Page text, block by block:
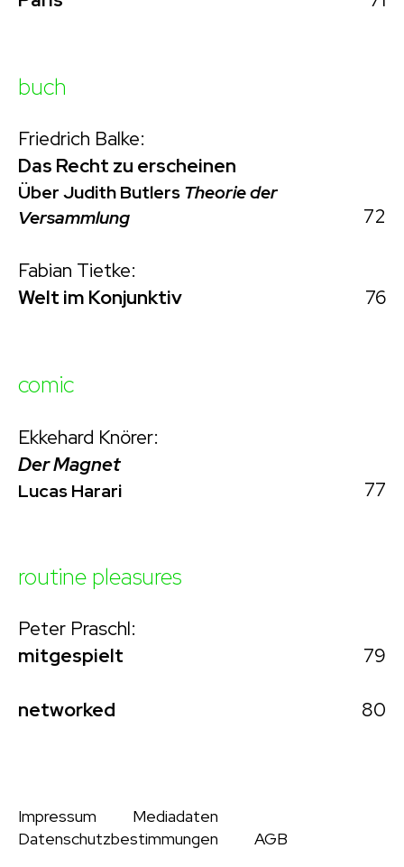
buch
Friedrich Balke:
Das Recht zu erscheinen
Über Judith ButlersTheorie der
Versammlung
72
Fabian Tietke:
Welt im Konjunktiv
76
comic
Ekkehard Knörer:
Der Magnet
Lucas Harari 77
routine pleasures
Peter Praschl:
mitgespielt
79
networked 80
Impressum
Mediadaten
Datenschutzbestimmungen
AGB